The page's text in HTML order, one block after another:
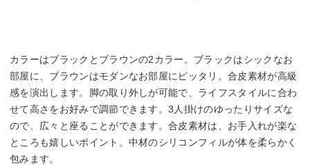
カラーはブラックとブラウンの2カラー。ブラックはシックなお
部屋に、ブラウンはモダンなお部屋にピッタリ。合皮素材が高級
感を演出します。脚の取り外しが可能で、ライフスタイルに合わ
せて高さをお好みで調節できます。3人掛けのゆったりサイズな
ので、広々と座ることができます。合皮素材は、お手入れが楽な
ところも嬉しいポイント。中材のシリコンフィルが体を柔らかく
包みます。